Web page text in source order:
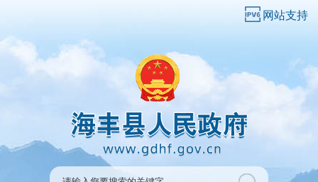
网站支持